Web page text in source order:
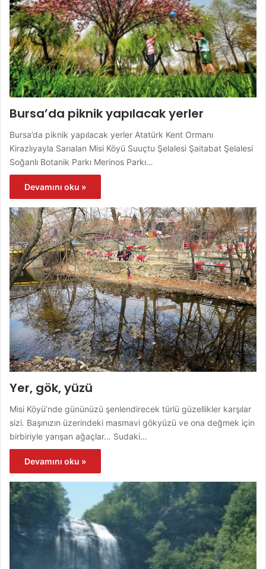
Bursa’da piknik yapılacak yerler
Bursa’da piknik yapılacak yerler Atatürk Kent Ormanı
Kirazlıyayla Sarıalan Misi Köyü Suuçtu Şelalesi Şaitabat Şelalesi
Soğanlı Botanik Parkı Merinos Parkı…
Devamını oku »
Yer, gök, yüzü
Misi Köyü’nde gününüzü şenlendirecek türlü güzellikler karşılar
sizi. Başınızın üzerindeki masmavi gökyüzü ve ona değmek için
birbiriyle yarışan ağaçlar… Sudaki…
Devamını oku »